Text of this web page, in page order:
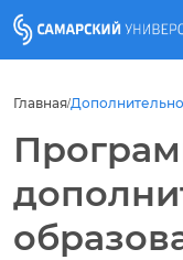
Главная/